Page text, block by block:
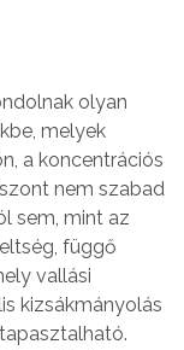
olyan
melyek
a koncentrációs
nem szabad
sem, mint az
függő
vallási
kizsákmányolás